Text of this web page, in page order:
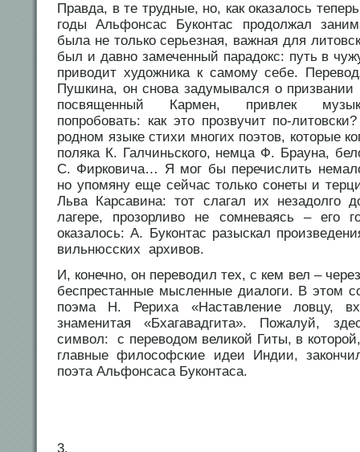
Правда, в те трудные, но, как оказалось
годы Альфонсас Буконтас продолжал
была не только серьезная, важная для
был и давно замеченный парадокс: путь в
приводит художника к самому себе.
Пушкина, он снова задумывался о призвании
посвященный Кармен, привлек
попробовать: как это прозвучит по-
родном языке стихи многих поэтов, которые
поляка К. Галчиньского, немца Ф. Брауна,
С. Фирковича… Я мог бы перечислить
но упомяну еще сейчас только сонеты и
Льва Карсавина: тот слагал их незадолго
лагере, прозорливо не сомневаясь – его
оказалось: А. Буконтас разыскал
вильнюсских архивов.
И, конечно, он переводил тех, с кем вел –
беспрестанные мысленные диалоги. В этом
поэма Н. Рериха «Наставление
знаменитая «Бхагавадгита». Пожалуй,
символ: с переводом великой Гиты, в
главные философские идеи Индии,
поэта Альфонсаса Буконтаса.
3.